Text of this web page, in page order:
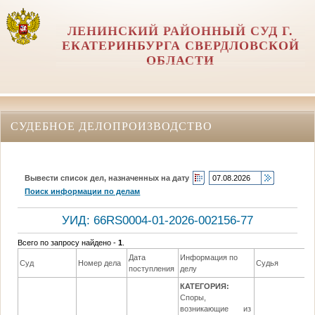
ЛЕНИНСКИЙ РАЙОННЫЙ СУД Г.
ЕКАТЕРИНБУРГА СВЕРДЛОВСКОЙ
ОБЛАСТИ
СУДЕБНОЕ ДЕЛОПРОИЗВОДСТВО
Вывести список дел, назначенных на дату
Поиск информации по делам
УИД: 66RS0004-01-2026-002156-77
Всего по запросу найдено -1
Суд Номер дела
Дата
поступления
Информация по
делу
Судья
КАТЕГОРИЯ:
Споры,
возникающие из